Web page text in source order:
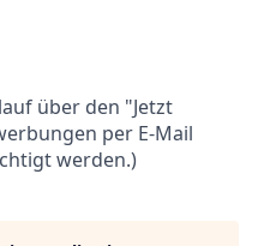
über den "Jetzt
per E-Mail
werden.)